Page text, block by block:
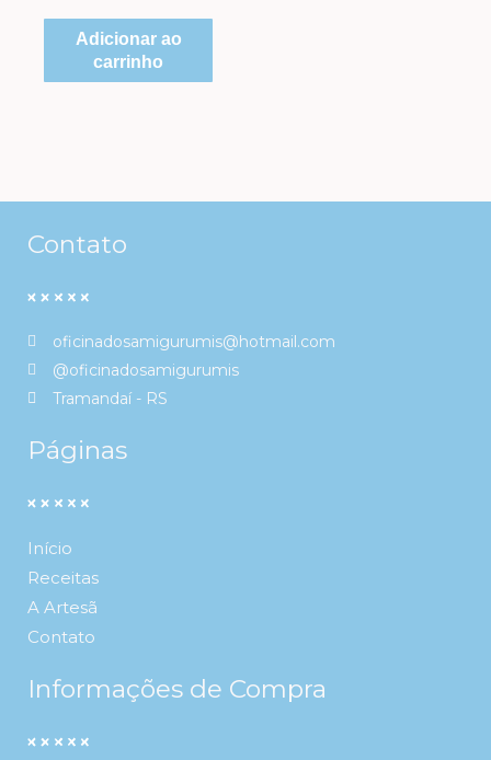
Adicionar ao
carrinho
Contato
oficinadosamigurumis@hotmail.com
@oficinadosamigurumis
Tramandaí - RS
Páginas
Início
Receitas
A Artesã
Contato
Informações de Compra